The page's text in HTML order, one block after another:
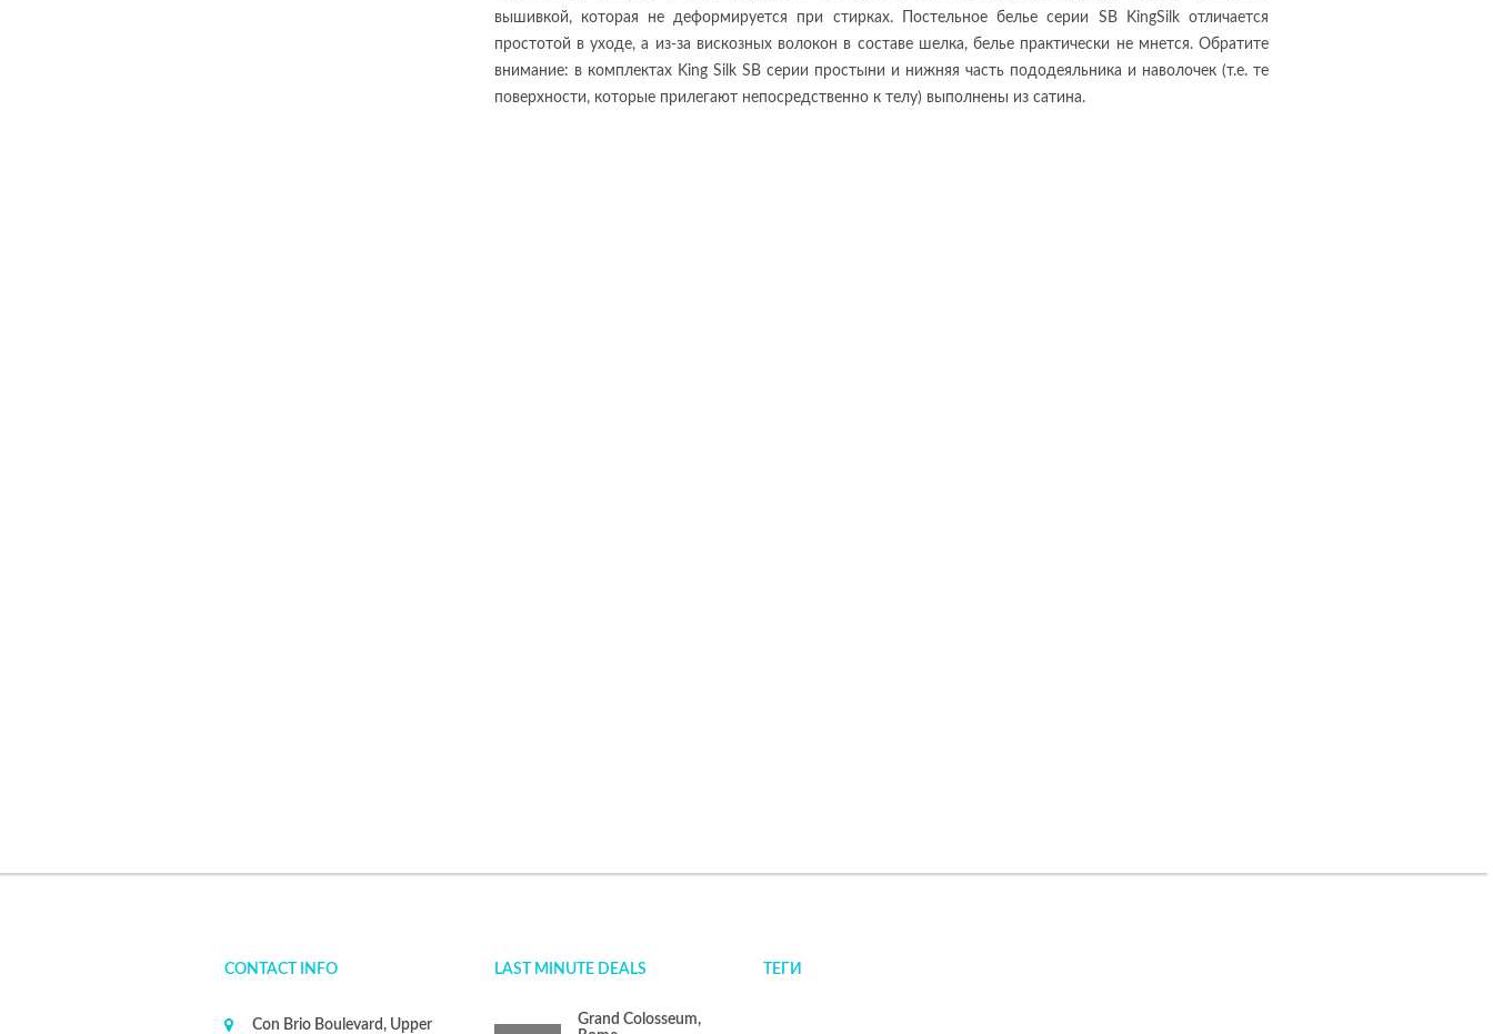
вышивкой, которая не деформируется при стирках. Постельное белье серии SB KingSilk отличается
простотой в уходе, а из-за вискозных волокон в составе шелка, белье практически не мнется. Обратите
внимание: в комплектах King Silk SB серии простыни и нижняя часть пододеяльника и наволочек (т.е. те
поверхности, которые прилегают непосредственно к телу) выполнены из сатина.
CONTACT INFO
Con Brio Boulevard, Upper
LAST MINUTE DEALS
Grand Colosseum,
ТЕГИ